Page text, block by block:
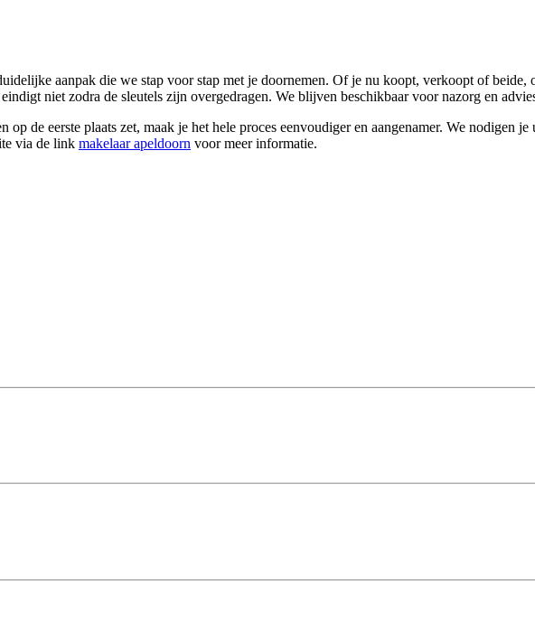
aanpak die we stap voor stap met je doornemen. Of je nu koopt, verkoopt of beide,
niet zodra de sleutels zijn overgedragen. We blijven beschikbaar voor nazorg en
de eerste plaats zet, maak je het hele proces eenvoudiger en aangenamer. We nodigen
via de link makelaar apeldoorn voor meer informatie.